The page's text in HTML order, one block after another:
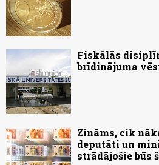
Fiskālās
brīdinājuma
Zināms, cik
deputāti un
strādājošie būs